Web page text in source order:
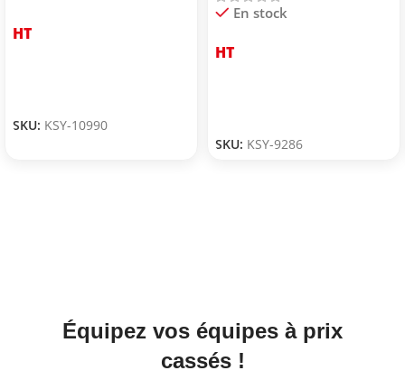
HT
SKU: KSY-10990
En stock
HT
SKU: KSY-9286
Équipez vos équipes à prix
cassés !